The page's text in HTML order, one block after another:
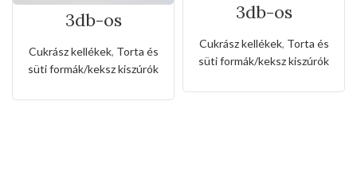
3db-os
virág formájú
kiszúró készlet
Cukrász kellékek, Torta és
süti formák/keksz kiszúrók
3db-os
kiszúró készlet
nyuszi és maci
alakkal
Cukrász kellékek, Torta és
süti formák/keksz kiszúrók